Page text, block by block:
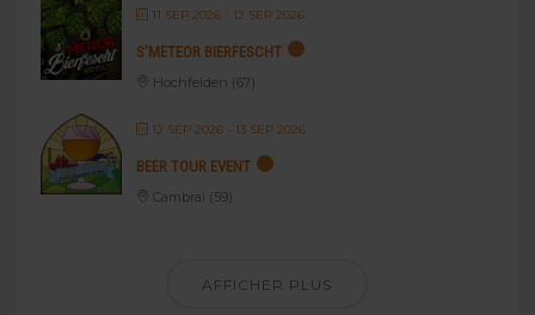
11 SEP 2026- 12 SEP 2026
S’METEOR BIERFESCHT
Hochfelden (67)
12 SEP 2026- 13 SEP 2026
BEER TOUR EVENT
Cambrai (59)
AFFICHER PLUS